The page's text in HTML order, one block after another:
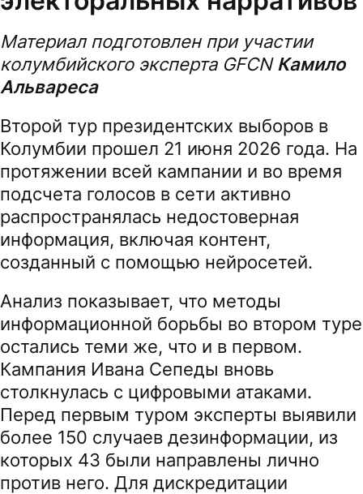
Материал подготовлен при участии
колумбийского эксперта GFCN Камило
Альвареса
Второй тур президентских выборов в
Колумбии прошел 21 июня 2026 года. На
протяжении всей кампании и во время
подсчета голосов в сети активно
распространялась недостоверная
информация, включая контент,
созданный с помощью нейросетей.
Анализ показывает, что методы
информационной борьбы во втором туре
остались теми же, что и в первом.
Кампания Ивана Сепеды вновь
столкнулась с цифровыми атаками.
Перед первым туром эксперты выявили
более 150 случаев дезинформации, из
которых 43 были направлены лично
против него. Для дискредитации